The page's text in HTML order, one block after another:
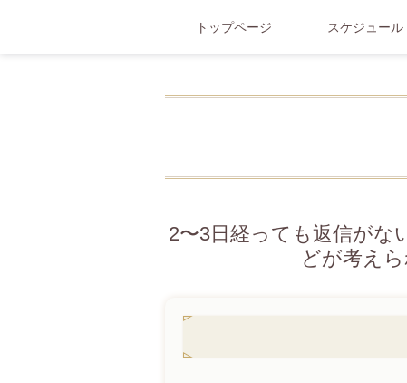
トップページ スケジュール
2〜3日経っても返信がな
どが考え